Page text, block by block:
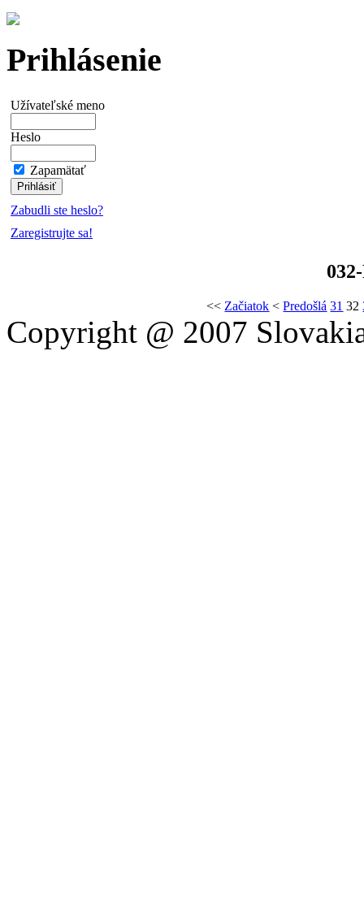
Prihlásenie
Užívateľské meno
Heslo
Zapamätať
Zabudli ste heslo?
Zaregistrujte sa!
<< Začiatok <Predošlá 31 32
Copyright @ 2007